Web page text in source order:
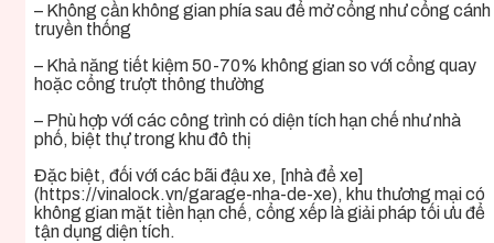
– Không cần không gian phía sau để mở cổng như cổng cánh
truyền thống
– Khả năng tiết kiệm 50-70% không gian so với cổng quay
hoặc cổng trượt thông thường
– Phù hợp với các công trình có diện tích hạn chế như nhà
phố, biệt thự trong khu đô thị
Đặc biệt, đối với các bãi đậu xe, [nhà để xe]
(https://vinalock.vn/garage-nha-de-xe), khu thương mại có
không gian mặt tiền hạn chế, cổng xếp là giải pháp tối ưu để
tận dụng diện tích.